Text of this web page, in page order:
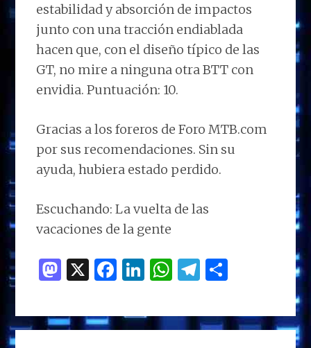
estabilidad y absorción de impactos
junto con una tracción endiablada
hacen que, con el diseño típico de las
GT, no mire a ninguna otra BTT con
envidia. Puntuación: 10.
Gracias a los foreros de Foro MTB.com
por sus recomendaciones. Sin su
ayuda, hubiera estado perdido.
Escuchando: La vuelta de las
vacaciones de la gente
M
to
d
X F
ce
b
Li
k
e
W
at
s
T
e
g
m
p
BARRA